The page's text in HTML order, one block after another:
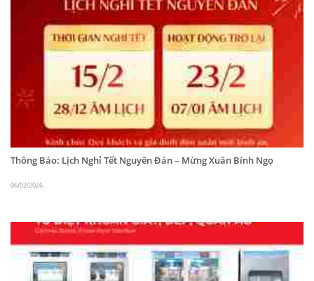
Post
Thông Báo: Lịch Nghỉ Tết Nguyên Đán – Mừng Xuân Bính Ngọ
06/02/2026